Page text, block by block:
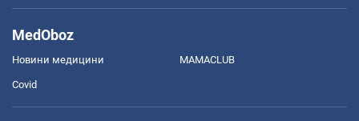
MedOboz
Новини медицини MAMACLUB
Covid